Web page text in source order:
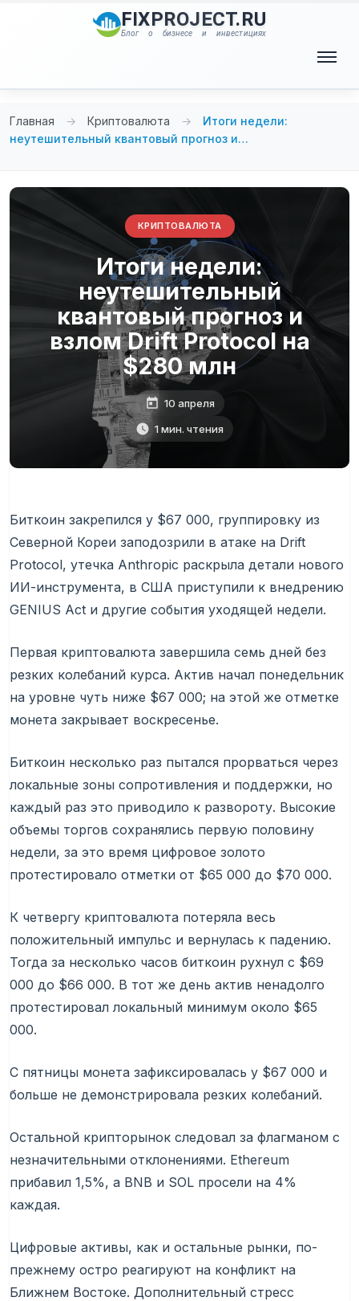
FIXPROJECT.RU
Блог о бизнесе и инвестициях
Главная → Криптовалюта →
Итоги недели:
неутешительный квантовый прогноз и…
КРИПТОВАЛЮТА
Итоги недели:
неутешительный
квантовый прогноз и
взлом Drift Protocol на
$280 млн
10 апреля
1 мин. чтения
Биткоин закрепился у $67 000, группировку из
Северной Кореи заподозрили в атаке на Drift
Protocol, утечка Anthropic раскрыла детали нового
ИИ-инструмента, в США приступили к внедрению
GENIUS Act и другие события уходящей недели.
Первая криптовалюта завершила семь дней без
резких колебаний курса. Актив начал понедельник
на уровне чуть ниже $67 000; на этой же отметке
монета закрывает воскресенье.
Биткоин несколько раз пытался прорваться через
локальные зоны сопротивления и поддержки, но
каждый раз это приводило к развороту. Высокие
объемы торгов сохранялись первую половину
недели, за это время цифровое золото
протестировало отметки от $65 000 до $70 000.
К четвергу криптовалюта потеряла весь
положительный импульс и вернулась к падению.
Тогда за несколько часов биткоин рухнул с $69
000 до $66 000. В тот же день актив ненадолго
протестировал локальный минимум около $65
000.
С пятницы монета зафиксировалась у $67 000 и
больше не демонстрировала резких колебаний.
Остальной крипторынок следовал за флагманом с
незначительными отклонениями. Ethereum
прибавил 1,5%, а BNB и SOL просели на 4%
каждая.
Цифровые активы, как и остальные рынки, по-
прежнему остро реагируют на конфликт на
Ближнем Востоке. Дополнительный стресс